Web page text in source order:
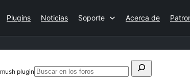
Plugins Noticias Soporte Acerca de
pluginBuscar:
Buscar